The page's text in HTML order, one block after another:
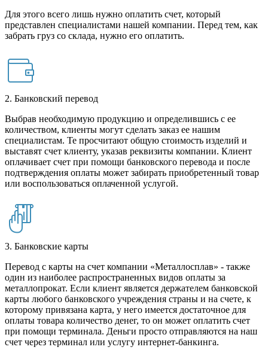
Для этого всего лишь нужно оплатить счет, который
представлен специалистами нашей компании. Перед тем, как
забрать груз со склада, нужно его оплатить.
2. Банковский перевод
Выбрав необходимую продукцию и определившись с ее
количеством, клиенты могут сделать заказ ее нашим
специалистам. Те просчитают общую стоимость изделий и
выставят счет клиенту, указав реквизиты компании. Клиент
оплачивает счет при помощи банковского перевода и после
подтверждения оплаты может забирать приобретенный товар
или воспользоваться оплаченной услугой.
3. Банковские карты
Перевод с карты на счет компании «Металлосплав» - также
один из наиболее распространенных видов оплаты за
металлопрокат. Если клиент является держателем банковской
карты любого банковского учреждения страны и на счете, к
которому привязана карта, у него имеется достаточное для
оплаты товара количество денег, то он может оплатить счет
при помощи терминала. Деньги просто отправляются на наш
счет через терминал или услугу интернет-банкинга.